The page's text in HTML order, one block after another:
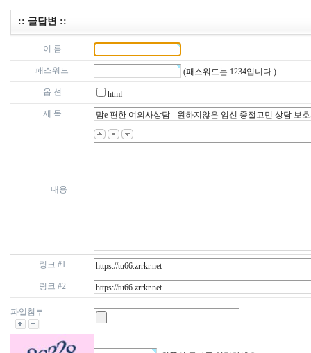
:: 글답변 ::
이 름
패스워드 (패스워드는 1234입니다.)
옵 션
html
제 목
내용
링크 #1
링크 #2
파일첨부